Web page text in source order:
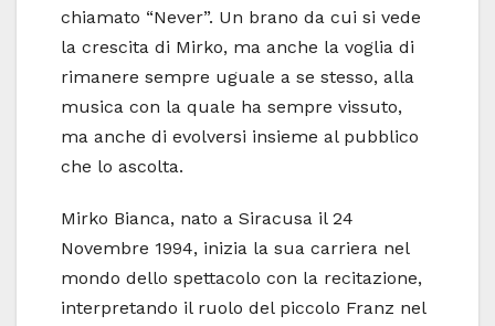
chiamato “Never”. Un brano da cui si vede
la crescita di Mirko, ma anche la voglia di
rimanere sempre uguale a se stesso, alla
musica con la quale ha sempre vissuto,
ma anche di evolversi insieme al pubblico
che lo ascolta.
Mirko Bianca, nato a Siracusa il 24
Novembre 1994, inizia la sua carriera nel
mondo dello spettacolo con la recitazione,
interpretando il ruolo del piccolo Franz nel